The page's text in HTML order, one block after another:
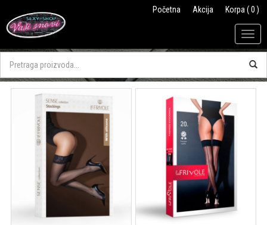
Početna Akcija Korpa ( 0 )